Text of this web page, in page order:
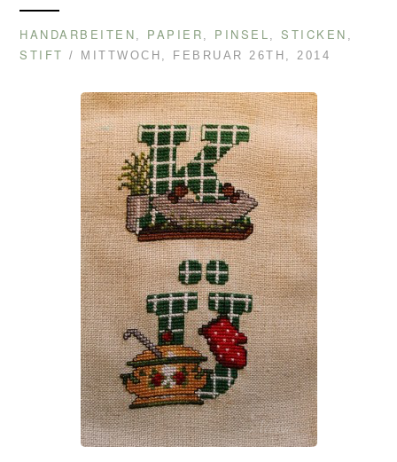
HANDARBEITEN , PAPIER , PINSEL ,STICKEN ,
STIFT / MITTWOCH, FEBRUAR 26TH, 2014